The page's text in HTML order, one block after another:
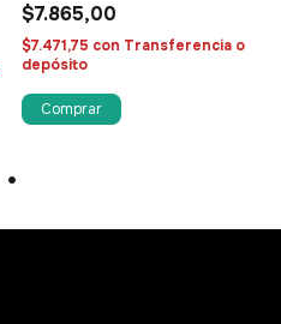
$7.865,00
$7.471,75 con Transferencia o
depósito